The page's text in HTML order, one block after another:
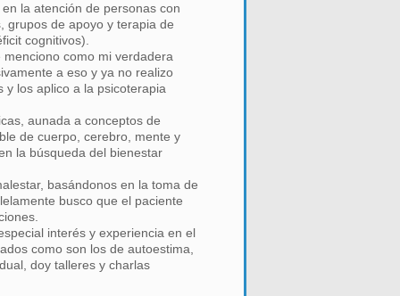
la atención de personas con
grupos de apoyo y terapia de
cognitivos).
como mi verdadera
a eso y ya no realizo
los aplico a la psicoterapia
aunada a conceptos de
de cuerpo, cerebro, mente y
la búsqueda del bienestar
basándonos en la toma de
busco que el paciente
interés y experiencia en el
como son los de autoestima,
doy talleres y charlas